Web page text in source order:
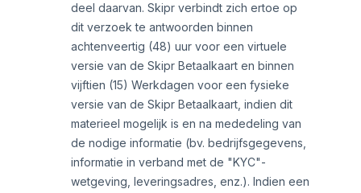
deel daarvan. Skipr verbindt zich ertoe op
dit verzoek te antwoorden binnen
achtenveertig (48) uur voor een virtuele
versie van de Skipr Betaalkaart en binnen
vijftien (15) Werkdagen voor een fysieke
versie van de Skipr Betaalkaart, indien dit
materieel mogelijk is en na mededeling van
de nodige informatie (bv. bedrijfsgegevens,
informatie in verband met de "KYC"-
wetgeving, leveringsadres, enz.). Indien een